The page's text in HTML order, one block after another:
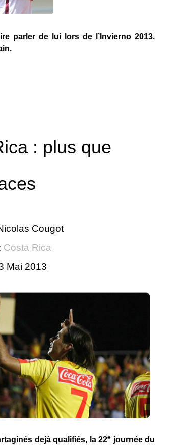
parler de lui lors de l’Invierno 2013.
: plus que
Cougot
Costa Rica
Mai 2013
dejà qualifiés, la 22e journée du